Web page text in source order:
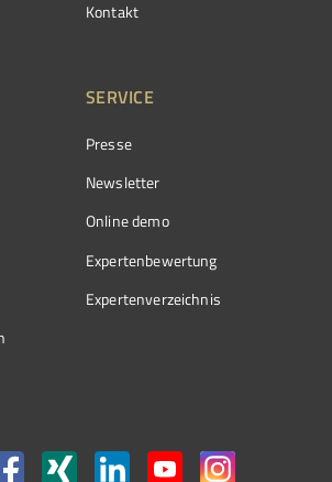
Kontakt
SERVICE
Presse
Newsletter
Online demo
Expertenbewertung
Expertenverzeichnis